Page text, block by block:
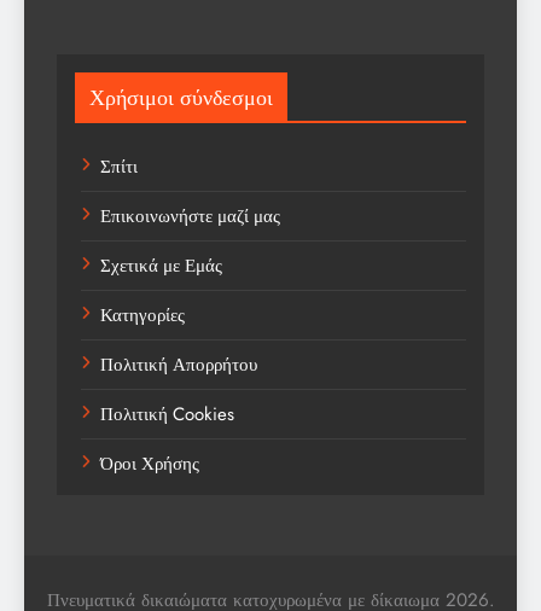
Sport
Sports
Technology
Trending
Weather
Αγορά
Αγορά Εργασίας
Αγροτικά Νέα
Αεροπορία
Χρήσιμοι σύνδεσμοι
Σπίτι
Επικοινωνήστε μαζί μας
Σχετικά με Εμάς
Κατηγορίες
Πολιτική Απορρήτου
Πολιτική Cookies
Όροι Χρήσης
Πνευματικά δικαιώματα κατοχυρωμένα με δίκαιωμα 2026.